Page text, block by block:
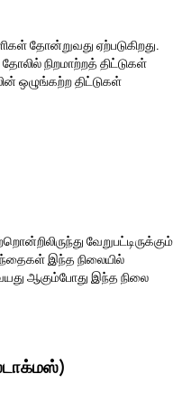
தோன்றுவது ஏற்படுகிறது.
நிறமாற்றத் திட்டுகள்
ஒழுங்கற்ற திட்டுகள்
வேறுபட்டிருக்கும்
இந்த நிலையில்
ஆகும்போது இந்த நிலை